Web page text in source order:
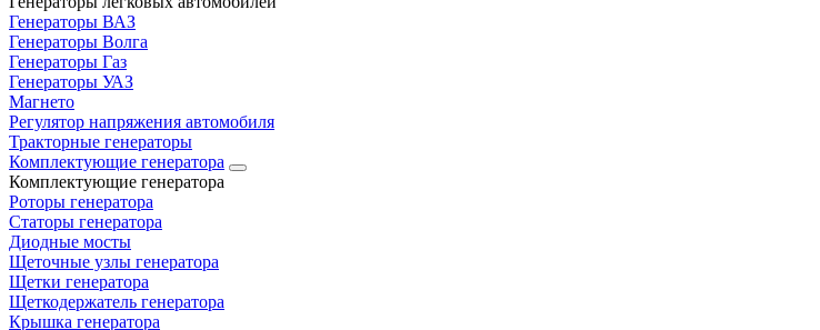
Генераторы ВАЗ
Генераторы Волга
Генераторы Газ
Генераторы УАЗ
Магнето
Регулятор напряжения автомобиля
Тракторные генераторы
Комплектующие генератора
Комплектующие генератора
Роторы генератора
Статоры генератора
Диодные мосты
Щеточные узлы генератора
Щетки генератора
Щеткодержатель генератора
Крышка генератора